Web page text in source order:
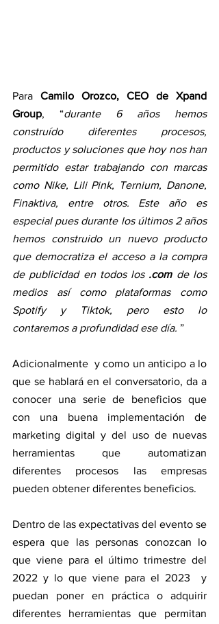
Para Camilo Orozco, CEO de Xpand
Group, “durante 6 años hemos
construído diferentes procesos,
productos y soluciones que hoy nos han
permitido estar trabajando con marcas
como Nike, Lili Pink, Ternium, Danone,
Finaktiva, entre otros. Este año es
especial pues durante los últimos 2 años
hemos construido un nuevo producto
que democratiza el acceso a la compra
de publicidad en todos los .com de los
medios así como plataformas como
Spotify y Tiktok, pero esto lo
contaremos a profundidad ese día. ”
Adicionalmente  y como un anticipo a lo
que se hablará en el conversatorio, da a
conocer una serie de beneficios que
con una buena implementación de
marketing digital y del uso de nuevas
herramientas que automatizan
diferentes procesos las empresas
pueden obtener diferentes beneficios.
Dentro de las expectativas del evento se
espera que las personas conozcan lo
que viene para el último trimestre del
2022 y lo que viene para el 2023  y
puedan poner en práctica o adquirir
diferentes herramientas que permitan